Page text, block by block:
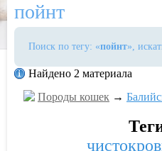
пойнт
Поиск по тегу: «пойнт»,
Найдено 2 материала
Породы кошек →